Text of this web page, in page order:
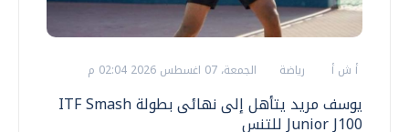
أ ش أ رياضة الجمعة، 07 اغسطس 2026 02:04 م
يوسف مريد يتأهل إلى نهائى بطولة ITF Smash
Junior J100 للتنس